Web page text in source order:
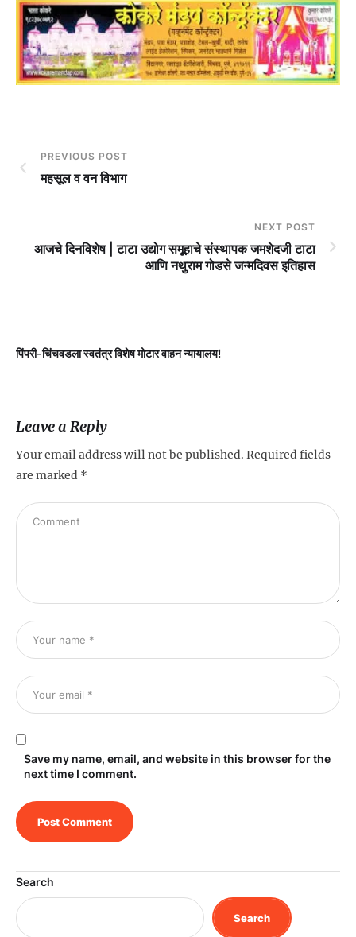
PREVIOUS POST
महसूल व वन विभाग
NEXT POST
आजचे दिनविशेष | टाटा उद्योग समूहाचे संस्थापक जमशेदजी टाटा
आणि नथुराम गोडसे जन्मदिवस इतिहास
पिंपरी-चिंचवडला स्वतंत्र विशेष मोटार वाहन न्यायालय!
Leave a Reply
Your email address will not be published. Required fields
are marked *
Save my name, email, and website in this browser for the
next time I comment.
Search
Search